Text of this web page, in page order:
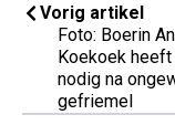
Vorig artikel
Foto: Boerin
Koekoek heeft
nodig na
gefriemel